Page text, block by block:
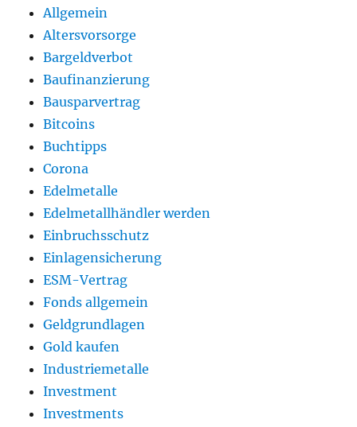
Allgemein
Altersvorsorge
Bargeldverbot
Baufinanzierung
Bausparvertrag
Bitcoins
Buchtipps
Corona
Edelmetalle
Edelmetallhändler werden
Einbruchsschutz
Einlagensicherung
ESM-Vertrag
Fonds allgemein
Geldgrundlagen
Gold kaufen
Industriemetalle
Investment
Investments